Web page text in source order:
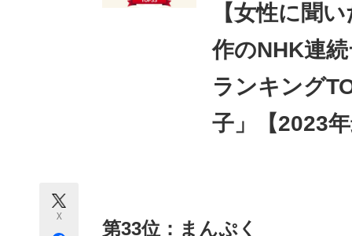
企業向けIT
モノづくり技術者専門サイト エレクトロ
【女性に聞
作のNHK連
ランキング
子」【2023年
X
第33位：まんぷく